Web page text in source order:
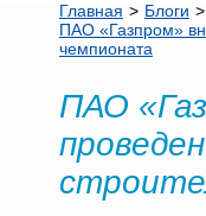
Главная > Блоги >
ПАО «Газпром»
чемпионата
ПАО